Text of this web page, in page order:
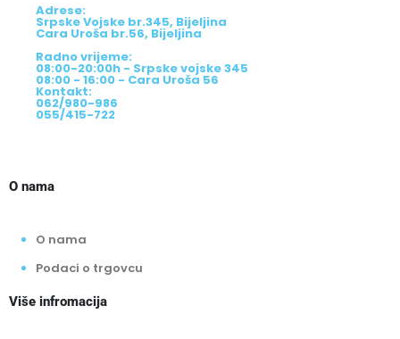
Adrese:
Srpske Vojske br.345, Bijeljina
Cara Uroša br.56, Bijeljina
Radno vrijeme:
08:00-20:00h - Srpske vojske 345
08:00 - 16:00 - Cara Uroša 56
Kontakt:
062/980-986
055/415-722
O nama
O nama
Podaci o trgovcu
Više infromacija